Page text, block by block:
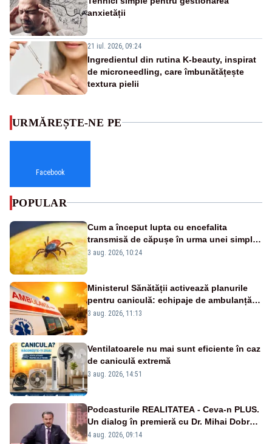
anxietății
21 iul. 2026, 09:24
Ingredientul din rutina K-beauty, inspirat
de microneedling, care îmbunătățește
textura pielii
URMĂREȘTE-NE PE
Facebook
POPULAR
Cum a început lupta cu encefalita
transmisă de căpușe în urma unei simple
vacanțe
3 aug. 2026, 10:24
Ministerul Sănătății activează planurile
pentru caniculă: echipaje de ambulanță
suplimentate, stocuri de medicamente
3 aug. 2026, 11:13
Ventilatoarele nu mai sunt eficiente în caz
de caniculă extremă
3 aug. 2026, 14:51
Podcasturile REALITATEA - Ceva-n PLUS.
Un dialog în premieră cu Dr. Mihai Dobra –
VIDEO
4 aug. 2026, 09:14